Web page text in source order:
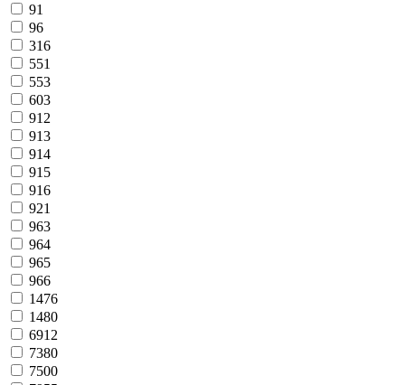
91
96
316
551
553
603
912
913
914
915
916
921
963
964
965
966
1476
1480
6912
7380
7500